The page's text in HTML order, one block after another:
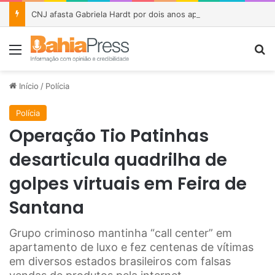
Menu
Início / Polícia
Polícia
Operação Tio Patinhas
desarticula quadrilha de
golpes virtuais em Feira de
Santana
Grupo criminoso mantinha “call center” em
apartamento de luxo e fez centenas de vítimas
em diversos estados brasileiros com falsas